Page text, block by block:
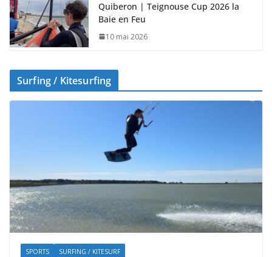
Quiberon | Teignouse Cup 2026 la
Baie en Feu
10 mai 2026
Surfing / Kitesurfing
SPORTS SURFING / KITESURF